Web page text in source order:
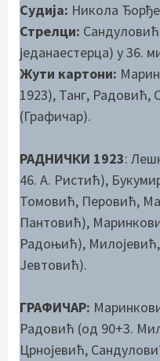
Судија: Никола
Стрелци:
једанаестерца) у 36.
Жути картони:
1923), Танг, Радовић,
(Графичар).
РАДНИЧКИ 1923:
46. А. Ристић),
Томовић, Перовић,
Пантовић),
Радоњић),
Јевтовић).
ГРАФИЧАР:
Радовић (од 90+3.
Црнојевић,